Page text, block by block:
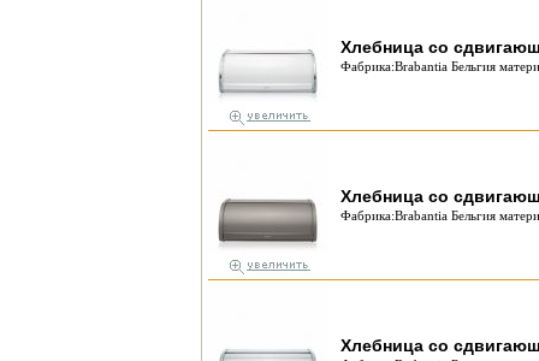
Хлебница со
Фабрика:Brabantia Бельгия
Хлебница со
Фабрика:Brabantia Бельгия
Хлебница со